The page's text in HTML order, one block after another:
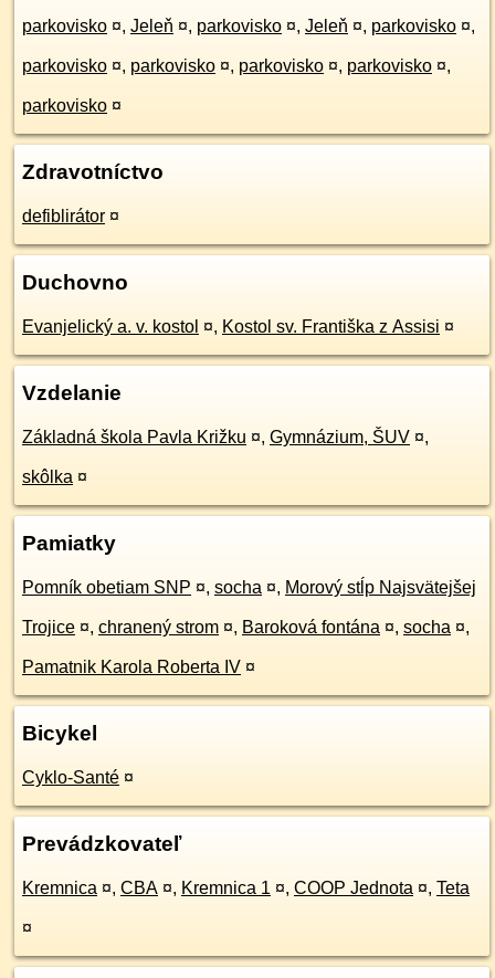
parkovisko ¤, Jeleň ¤, parkovisko ¤, Jeleň ¤, parkovisko ¤,
parkovisko ¤, parkovisko ¤, parkovisko ¤, parkovisko ¤,
parkovisko ¤
Zdravotníctvo
defiblirátor ¤
Duchovno
Evanjelický a. v. kostol ¤, Kostol sv. Františka z Assisi ¤
Vzdelanie
Základná škola Pavla Križku ¤, Gymnázium, ŠUV ¤,
skôlka ¤
Pamiatky
Pomník obetiam SNP ¤, socha ¤, Morový stĺp Najsvätejšej
Trojice ¤, chranený strom ¤, Baroková fontána ¤, socha ¤,
Pamatnik Karola Roberta IV ¤
Bicykel
Cyklo-Santé ¤
Prevádzkovateľ
Kremnica ¤, CBA ¤, Kremnica 1 ¤, COOP Jednota ¤, Teta
¤